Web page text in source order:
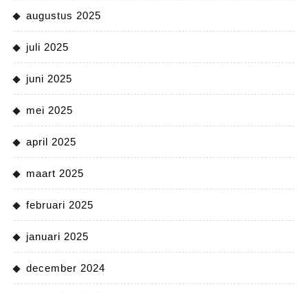
augustus 2025
juli 2025
juni 2025
mei 2025
april 2025
maart 2025
februari 2025
januari 2025
december 2024